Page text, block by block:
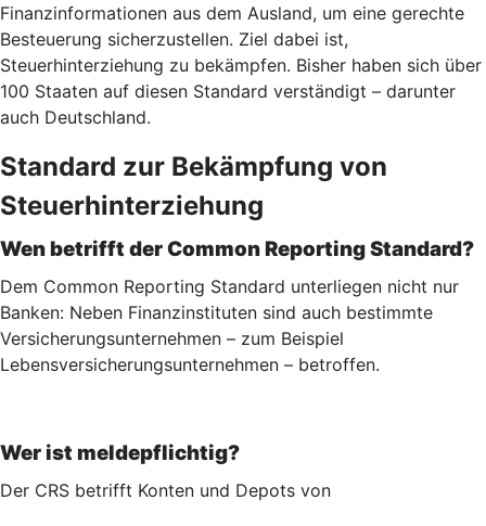
Finanzinformationen aus dem Ausland, um eine gerechte
Besteuerung sicherzustellen. Ziel dabei ist,
Steuerhinterziehung zu bekämpfen. Bisher haben sich über
100 Staaten auf diesen Standard verständigt – darunter
auch Deutschland.
Standard zur Bekämpfung von
Steuerhinterziehung
Wen betrifft der Common Reporting Standard?
Dem Common Reporting Standard unterliegen nicht nur
Banken: Neben Finanzinstituten sind auch bestimmte
Versicherungsunternehmen – zum Beispiel
Lebensversicherungs­unternehmen – betroffen.
Wer ist meldepflichtig?
Der CRS betrifft Konten und Depots von